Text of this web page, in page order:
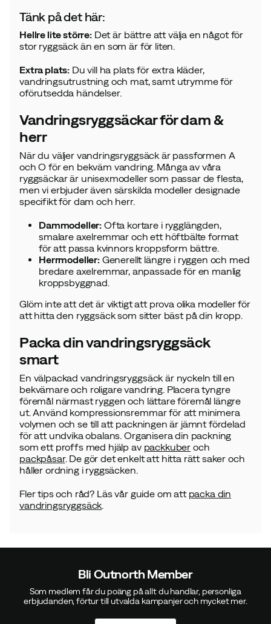
Tänk på det här:
Hellre lite större:Det är bättre att välja en något för
stor ryggsäck än en som är för liten.
Extra plats: Du vill ha plats för extra kläder,
vandringsutrustning och mat, samt utrymme för
oförutsedda händelser.
Vandringsryggsäckar för dam &
herr
När du väljer vandringsryggsäck är passformen A
och O för en bekväm vandring. Många av våra
ryggsäckar är unisexmodeller som passar de flesta,
men vi erbjuder även särskilda modeller designade
specifikt för dam och herr.
Dammodeller: Ofta kortare i rygglängden,
smalare axelremmar och ett höftbälte format
för att passa kvinnors kroppsform bättre.
Herrmodeller:Generellt längre i ryggen och med
bredare axelremmar, anpassade för en manlig
kroppsbyggnad.
Glöm inte att det är viktigt att prova olika modeller för
att hitta den ryggsäck som sitter bäst på din kropp.
Packa din vandringsryggsäck
smart
En välpackad vandringsryggsäck är nyckeln till en
bekvämare och roligare vandring. Placera tyngre
föremål närmast ryggen och lättare föremål längre
ut. Använd kompressionsremmar för att minimera
volymen och se till att packningen är jämnt fördelad
för att undvika obalans. Organisera din packning
som ett proffs med hjälp av packkuber och
packpåsar. De gör det enkelt att hitta rätt saker och
håller ordning i ryggsäcken.
Fler tips och råd? Läs vår guide om att packa din
vandringsryggsäck.
Bli Outnorth Member
Som medlem får du poäng på allt du handlar, personliga
erbjudanden, förtur till utvalda kampanjer och mycket mer.